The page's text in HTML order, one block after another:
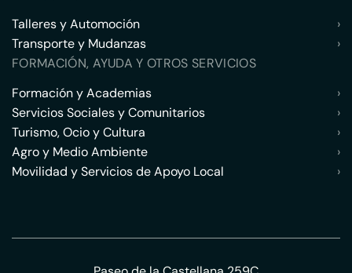
Talleres y Automoción
›
Transporte y Mudanzas
›
FORMACIÓN, AYUDA Y OTROS SERVICIOS
Formación y Academias
›
Servicios Sociales y Comunitarios
›
Turismo, Ocio y Cultura
›
Agro y Medio Ambiente
›
Movilidad y Servicios de Apoyo Local
›